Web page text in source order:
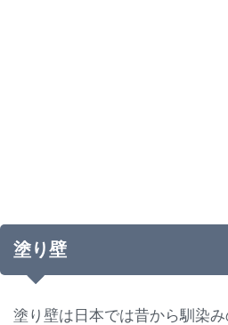
塗り壁
塗り壁は日本では昔から馴染